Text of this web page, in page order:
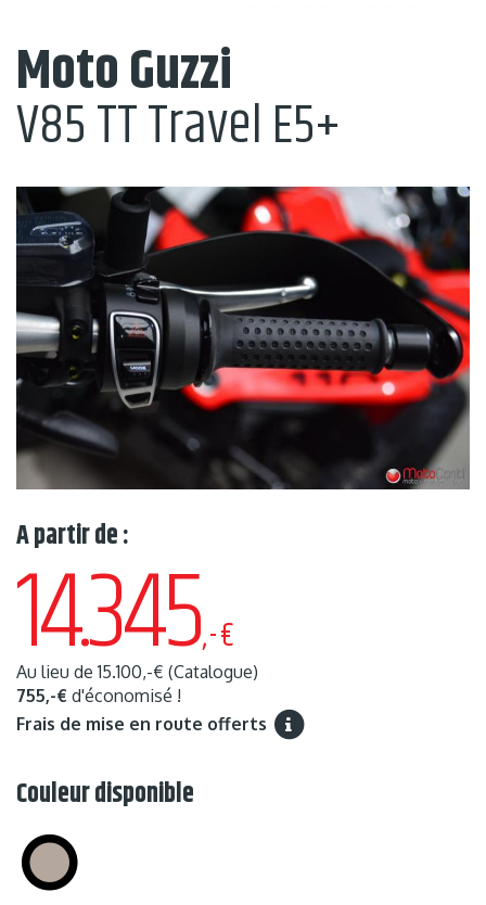
Moto Guzzi
V85 TT Travel E5+
A partir de :
14.345,-€
Au lieu de15.100,-€ (Catalogue)
755,-€ d'économisé !
Frais de mise en route offerts
Couleur disponible